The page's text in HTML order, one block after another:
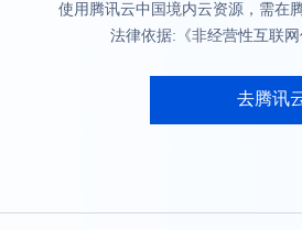
使用腾讯云中国境内云资源，需在
法律依据:《非经营性互联网
去腾讯